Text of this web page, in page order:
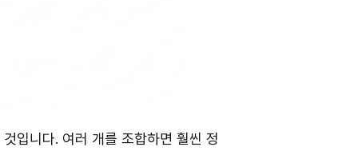
입니다. 여러 개를 조합하면 훨씬 정